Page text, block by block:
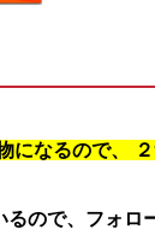
なるので、 ２
ので、フォロ